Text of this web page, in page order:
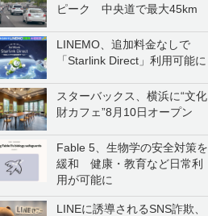
ピーク 中央道で最大45km
LINEMO、追加料金なしで
「Starlink Direct」利用可能に
スターバックス、横浜に“文化
財カフェ”8月10日オープン
Fable 5、生物学の安全対策を
緩和 健康・教育など日常利
用が可能に
LINEに誘導されるSNS詐欺、